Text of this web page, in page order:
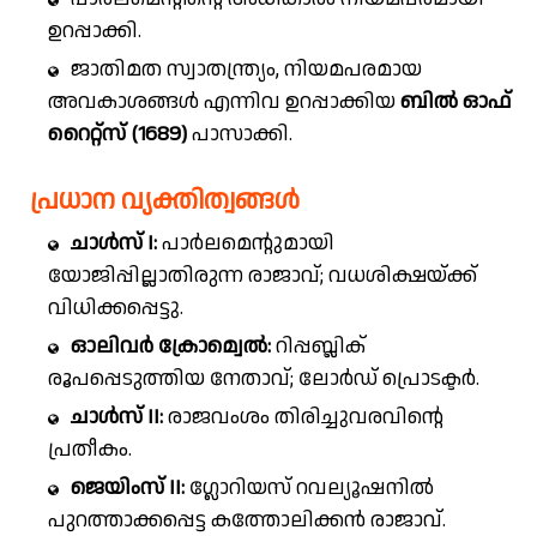
ഉറപ്പാക്കി.
ജാതിമത സ്വാതന്ത്ര്യം, നിയമപരമായ
അവകാശങ്ങൾ എന്നിവ ഉറപ്പാക്കിയബിൽ ഓഫ്
റൈറ്റ്സ് (1689)പാസാക്കി.
പ്രധാന വ്യക്തിത്വങ്ങൾ
ചാൾസ് I:പാർലമെന്റുമായി
യോജിപ്പില്ലാതിരുന്ന രാജാവ്; വധശിക്ഷയ്ക്ക്
വിധിക്കപ്പെട്ടു.
ഓലിവർ ക്രോമ്വെൽ:റിപ്പബ്ലിക്
രൂപപ്പെടുത്തിയ നേതാവ്; ലോർഡ് പ്രൊടക്ടർ.
ചാൾസ് II:രാജവംശം തിരിച്ചുവരവിന്റെ
പ്രതീകം.
ജെയിംസ് II: ഗ്ലോറിയസ് റവല്യൂഷനിൽ
പുറത്താക്കപ്പെട്ട കത്തോലിക്കൻ രാജാവ്.